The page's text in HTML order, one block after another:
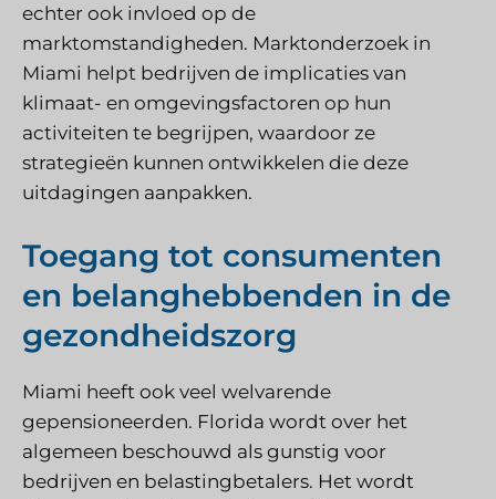
echter ook invloed op de
marktomstandigheden. Marktonderzoek in
Miami helpt bedrijven de implicaties van
klimaat- en omgevingsfactoren op hun
activiteiten te begrijpen, waardoor ze
strategieën kunnen ontwikkelen die deze
uitdagingen aanpakken.
Toegang tot consumenten
en belanghebbenden in de
gezondheidszorg
Miami heeft ook veel welvarende
gepensioneerden. Florida wordt over het
algemeen beschouwd als gunstig voor
bedrijven en belastingbetalers. Het wordt